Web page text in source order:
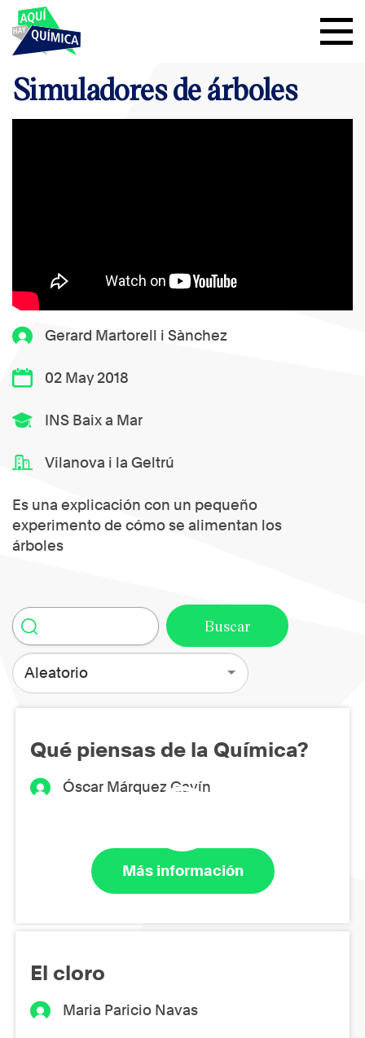
Gerard Martorell i Sànchez
02 May 2018
INS Baix a Mar
Vilanova i la Geltrú
Es una explicación con un pequeño
experimento de cómo se alimentan los
árboles
Simuladores de árboles
Aleatorio
Qué piensas de la Química?
Óscar Márquez Gavín
Más información
El cloro
Maria Paricio Navas